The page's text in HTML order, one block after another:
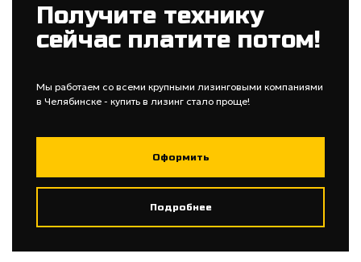
Получите технику
сейчас платите потом!
Мы работаем со всеми крупными лизинговыми компаниями
в Челябинске - купить в лизинг стало проще!
Оформить
Подробнее